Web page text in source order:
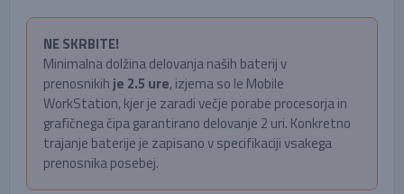
NE SKRBITE!
Minimalna dolžina delovanja naših baterij v
prenosnikih je 2.5 ure, izjema so le Mobile
WorkStation, kjer je zaradi večje porabe procesorja in
grafičnega čipa garantirano delovanje 2 uri. Konkretno
trajanje baterije je zapisano v specifikaciji vsakega
prenosnika posebej.